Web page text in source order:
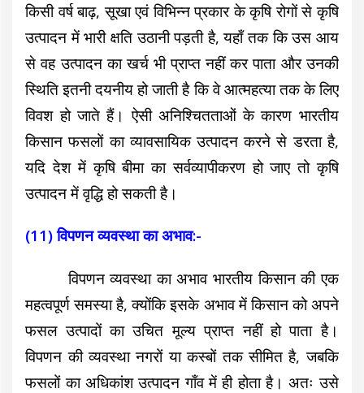
किसी वर्ष बाढ़, सूखा एवं विभिन्न प्रकार के कृषि रोगों से कृषि
उत्पादन में भारी क्षति उठानी पड़ती है, यहाँ तक कि उस आय
से वह उत्पादन का खर्च भी प्राप्त नहीं कर पाता और उनकी
स्थिति इतनी दयनीय हो जाती है कि वे आत्महत्या तक के लिए
विवश हो जाते हैं। ऐसी अनिश्चितताओं के कारण भारतीय
किसान फसलों का व्यावसायिक उत्पादन करने से डरता है,
यदि देश में कृषि बीमा का सर्वव्यापीकरण हो जाए तो कृषि
उत्पादन में वृद्धि हो सकती है।
(11) विपणन व्यवस्था का अभाव:-
विपणन व्यवस्था का अभाव भारतीय किसान की एक
महत्वपूर्ण समस्या है, क्योंकि इसके अभाव में किसान को अपने
फसल उत्पादों का उचित मूल्य प्राप्त नहीं हो पाता है।
विपणन की व्यवस्था नगरों या कस्बों तक सीमित है, जबकि
फसलों का अधिकांश उत्पादन गाँव में ही होता है। अतः उसे